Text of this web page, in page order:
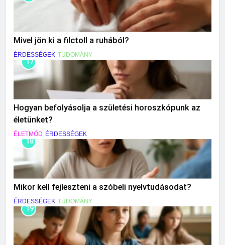
Mivel jön ki a filctoll a ruhából?
ÉRDESSÉGEK TUDOMÁNY
17
Hogyan befolyásolja a születési horoszkópunk az
életünket?
ÉLETMÓD ÉRDESSÉGEK
18
Mikor kell fejleszteni a szóbeli nyelvtudásodat?
ÉRDESSÉGEK TUDOMÁNY
19